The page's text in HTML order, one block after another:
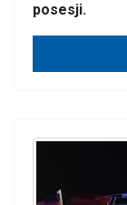
posesji.